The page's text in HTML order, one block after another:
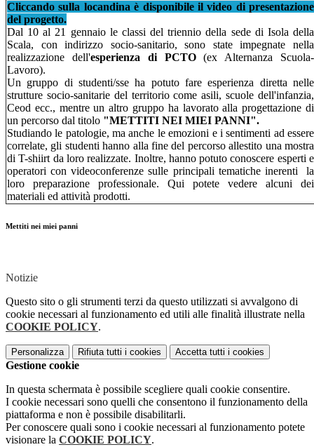
Cliccando sulla locandina è disponibile il video di presentazione
del progetto.
Dal 10 al 21 gennaio le classi del triennio della sede di Isola della
Scala, con indirizzo socio-sanitario, sono state impegnate nella
realizzazione dell'esperienza di PCTO
(ex Alternanza Scuola-
Lavoro).
Un gruppo di studenti/sse ha potuto fare esperienza diretta nelle
strutture socio-sanitarie del territorio come asili, scuole dell'infanzia,
Ceod ecc., mentre un altro gruppo ha lavorato alla progettazione di
un percorso dal titolo "METTITI NEI MIEI PANNI".
Studiando le patologie, ma anche le emozioni e i sentimenti ad essere
correlate, gli studenti hanno alla fine del percorso allestito una mostra
di T-shiirt da loro realizzate. Inoltre, hanno potuto conoscere esperti e
operatori con videoconferenze sulle principali tematiche inerenti la
loro preparazione professionale. Qui potete vedere alcuni dei
materiali ed attività prodotti.
Mettiti nei miei panni
Notizie
Questo sito o gli strumenti terzi da questo utilizzati si avvalgono di
cookie necessari al funzionamento ed utili alle finalità illustrate nella
COOKIE POLICY.
Personalizza Rifiuta tutti i cookies Accetta tutti i cookies
Gestione cookie
In questa schermata è possibile scegliere quali cookie consentire.
I cookie necessari sono quelli che consentono il funzionamento della
piattaforma e non è possibile disabilitarli.
Per conoscere quali sono i cookie necessari al funzionamento potete
visionare la COOKIE POLICY.